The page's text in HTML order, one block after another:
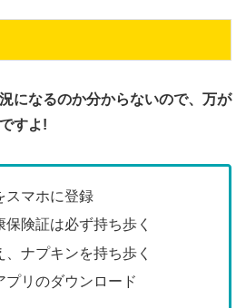
になるのか分からないので、万が
すよ!
スマホに登録
険証は必ず持ち歩く
ナプキンを持ち歩く
プリのダウンロード